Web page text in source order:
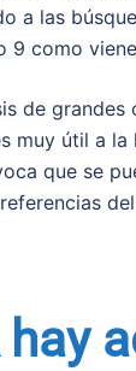
a las
como
de
muy útil a
que se